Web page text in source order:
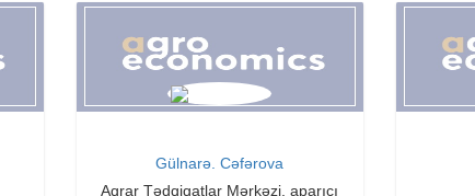
Gülnarə. Cəfərova
Aqrar Tədqiqatlar Mərkəzi, aparıcı